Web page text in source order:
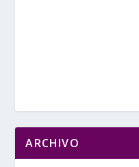
ARCHIVO